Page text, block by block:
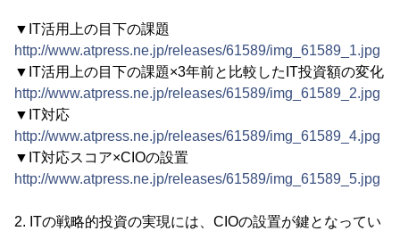
▼IT活用上の目下の課題
http://www.atpress.ne.jp/releases/61589/img_61589_1.jpg
▼IT活用上の目下の課題×3年前と比較したIT投資額の変化
http://www.atpress.ne.jp/releases/61589/img_61589_2.jpg
▼IT対応
http://www.atpress.ne.jp/releases/61589/img_61589_4.jpg
▼IT対応スコア×CIOの設置
http://www.atpress.ne.jp/releases/61589/img_61589_5.jpg
2. ITの戦略的投資の実現には、CIOの設置が鍵となってい